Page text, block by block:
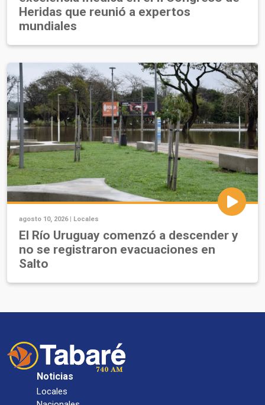
Heridas que reunió a expertos
mundiales
agosto 10, 2026 | Locales
El Río Uruguay comenzó a descender y
no se registraron evacuaciones en
Salto
Noticias
Locales